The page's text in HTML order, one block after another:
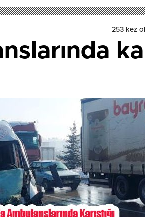
253 kez